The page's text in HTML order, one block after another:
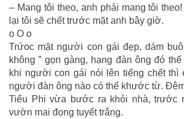
– Mang tôi theo, anh phải mang tôi
lại tôi sẽ chết trước mặt anh bây giờ.
o O o
Trứoc mặt người con gái đẹp, dám
không ” gọn gàng, hạng đàn ông đó
khi người con gái nói lên tiếng chết thì
người đàn ông nào có thể khước từ.
Tiểu Phi vừa bước ra khỏi nhà, trước
vườn mai đọng tuyết trắng.